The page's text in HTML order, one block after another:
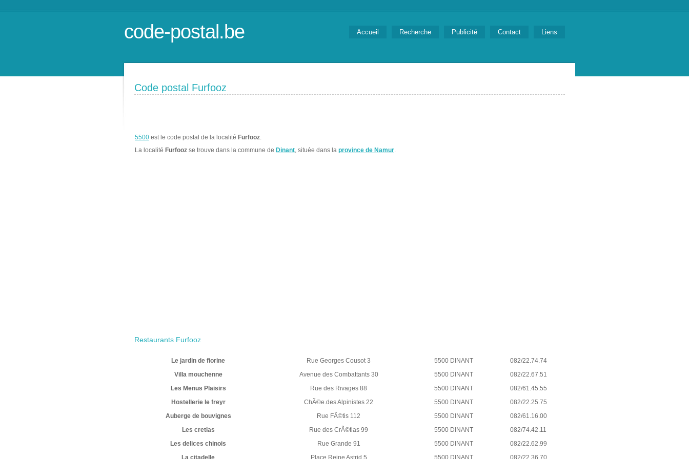
code-postal.be Accueil Recherche Publicité Contact Liens
Code postal Furfooz
5500 est le code postal de la localité Furfooz.
La localité Furfooz se trouve dans la commune de Dinant, située dans la province de Namur.
Restaurants Furfooz
Le jardin de fiorine Rue Georges Cousot 3 5500 DINANT
082/22.74.74
Villa mouchenne
Avenue des Combattants 30 5500 DINANT
082/22.67.51
Les Menus Plaisirs
Rue des Rivages 88 5500 DINANT
082/61.45.55
Hostellerie le freyr
ChÃ©e.des Alpinistes 22 5500 DINANT
082/22.25.75
Auberge de bouvignes
Rue FÃ©tis 112 5500 DINANT
082/61.16.00
Les cretias
Rue des CrÃ©tias 99 5500 DINANT
082/74.42.11
Les delices chinois
Rue Grande 91 5500 DINANT
082/22.62.99
La citadelle
Place Reine Astrid 5 5500 DINANT 082/22.36.70